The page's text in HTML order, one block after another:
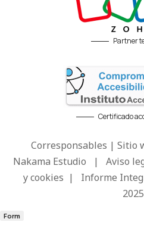
Partner
Certificado
Corresponsables | Sitio
Nakama Estudio | Aviso
y cookies | Informe
2025
Form